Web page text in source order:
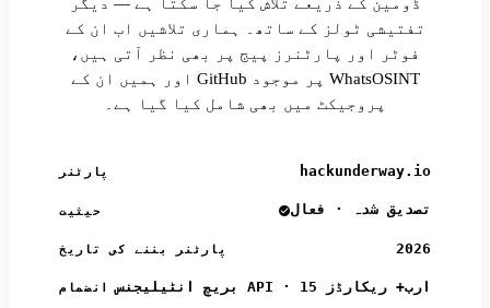
ڈومین کے ذریعے تلاش کیا جا سکتا ہے — دیگر
تفتیشی ٹولز کے ساتھ۔ ہماری تلاشیں اب ان کے
فوٹر اور پارٹنرز پیج پر بھی نظر آتی ہیں،
اور ہمیں ان کے GitHub پر موجود WhatsOSINT
پروجیکٹ میں بھی شامل کیا گیا ہے۔
پارٹنر hackunderway.io
حیثیت تصدیق شدہ · فعال
پارٹنر بننے کی تاریخ 2026
انضمام بریچ انٹیلیجنس API · 15 ارب+ ریکارڈز